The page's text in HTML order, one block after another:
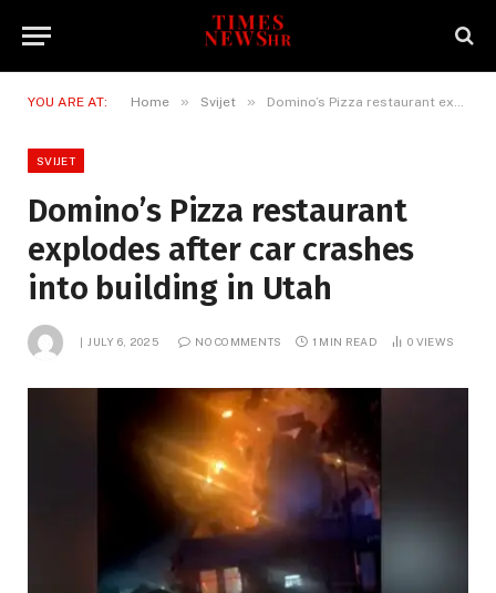
YOU ARE AT: Home » Svijet » Domino’s Pizza restaurant explodes after car crashes into building in Utah
SVIJET
Domino’s Pizza restaurant
explodes after car crashes
into building in Utah
JULY 6, 2025 NO COMMENTS 1 MIN READ 0 VIEWS